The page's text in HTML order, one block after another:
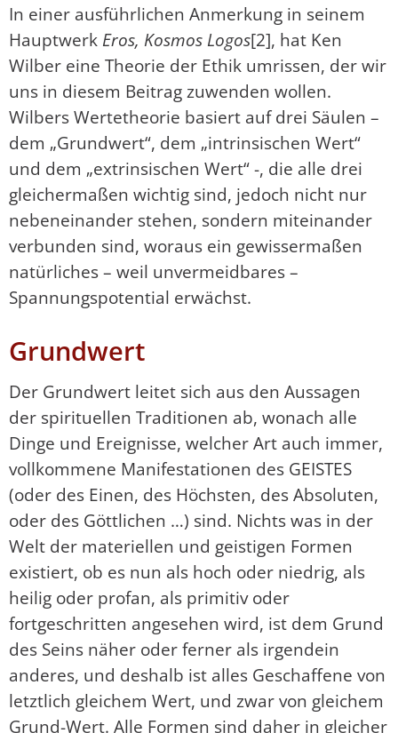
In einer ausführlichen Anmerkung in seinem
Hauptwerk Eros, Kosmos Logos[2], hat Ken
Wilber eine Theorie der Ethik umrissen, der wir
uns in diesem Beitrag zuwenden wollen.
Wilbers Wertetheorie basiert auf drei Säulen –
dem „Grundwert“, dem „intrinsischen Wert“
und dem „extrinsischen Wert“ -, die alle drei
gleichermaßen wichtig sind, jedoch nicht nur
nebeneinander stehen, sondern miteinander
verbunden sind, woraus ein gewissermaßen
natürliches – weil unvermeidbares –
Spannungspotential erwächst.
Grundwert
Der Grundwert leitet sich aus den Aussagen
der spirituellen Traditionen ab, wonach alle
Dinge und Ereignisse, welcher Art auch immer,
vollkommene Manifestationen des GEISTES
(oder des Einen, des Höchsten, des Absoluten,
oder des Göttlichen …) sind. Nichts was in der
Welt der materiellen und geistigen Formen
existiert, ob es nun als hoch oder niedrig, als
heilig oder profan, als primitiv oder
fortgeschritten angesehen wird, ist dem Grund
des Seins näher oder ferner als irgendein
anderes, und deshalb ist alles Geschaffene von
letztlich gleichem Wert, und zwar von gleichem
Grund-Wert. Alle Formen sind daher in gleicher